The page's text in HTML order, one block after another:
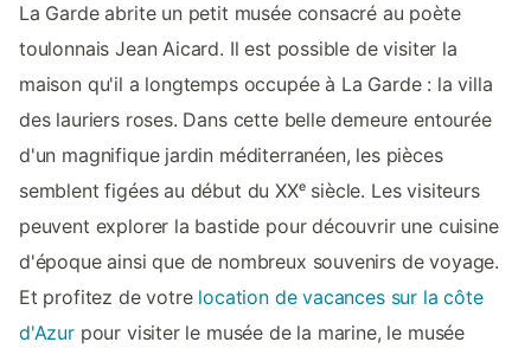
La Garde abrite un petit musée consacré au poète
toulonnais Jean Aicard. Il est possible de visiter la
maison qu'il a longtemps occupée à La Garde : la villa
des lauriers roses. Dans cette belle demeure entourée
d'un magnifique jardin méditerranéen, les pièces
semblent figées au début du XXᵉ siècle. Les visiteurs
peuvent explorer la bastide pour découvrir une cuisine
d'époque ainsi que de nombreux souvenirs de voyage.
Et profitez de votre location de vacances sur la côte
d'Azurpour visiter le musée de la marine, le musée